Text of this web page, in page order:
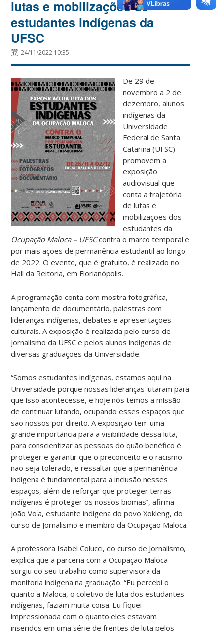
lutas e mobilizações de
estudantes indígenas da
UFSC
24/11/2022 10:35
De 29 de
novembro a 2 de
dezembro, alunos
indígenas da
Universidade
Federal de Santa
Catarina (UFSC)
promovem a
exposição
audiovisual que
conta a trajetória
de lutas e
mobilizações dos
estudantes da
Ocupação Maloca – UFSCcontra o marco temporal e
por mais ações de permanência estudantil ao longo
de 2022. O evento, que é gratuito, é realizado no
Hall da Reitoria, em Florianópolis.
A programação conta com mostra fotográfica,
lançamento de documentário, palestras com
lideranças indígenas, debates e apresentações
culturais. A exposição é realizada pelo curso de
Jornalismo da UFSC e pelos alunos indígenas de
diversas graduações da Universidade.
“Somos estudantes indígenas, estamos aqui na
Universidade porque nossas lideranças lutaram para
que isso acontecesse, e hoje nós temos a missão
de continuar lutando, ocupando esses espaços que
são nossos por direito. A exposição tem uma
grande importância para a visibilidade dessa luta,
para conscientizar as pessoas do quão benéfico é
proteger e garantir que o preconceito e o racismo
não seja tolerado, e ressaltar que a permanência
indígena é fundamental para a inclusão nesses
espaços, além de reforçar que proteger terras
indígenas é proteger os nossos biomas”, afirma
João Voia, estudante indígena do povo Xokleng, do
curso de Jornalismo e membro da Ocupação Maloca.
A professora Isabel Colucci, do curso de Jornalismo,
explica que a parceria com a Ocupação Maloca
surgiu do seu trabalho como supervisora da
monitoria indígena na graduação. “Eu percebi o
quanto a Maloca, o coletivo de luta dos estudantes
indígenas, faziam muita coisa. Eu fiquei
impressionada com o quanto eles estavam
inseridos em uma série de frentes de luta pelos